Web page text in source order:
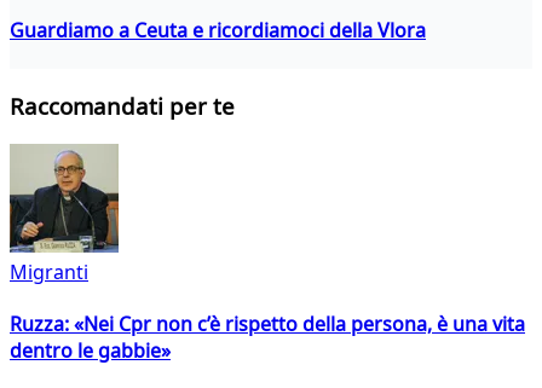
Guardiamo a Ceuta e ricordiamoci della Vlora
Raccomandati per te
Migranti
Ruzza: «Nei Cpr non c’è rispetto della persona, è una vita
dentro le gabbie»